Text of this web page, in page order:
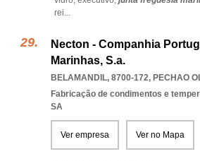
rei...
Necton - Companhia
Marinhas, S.a.
BELAMANDIL, 8700-172, PECHAO
Fabricação de condimentos e
SA
Ver empresa Ver no Mapa